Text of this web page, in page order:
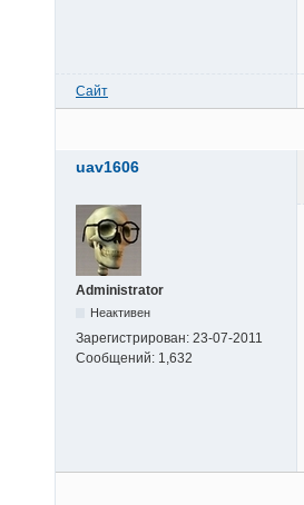
Сайт
uav1606
Administrator
Неактивен
Зарегистрирован: 23-07-2011
Сообщений: 1,632